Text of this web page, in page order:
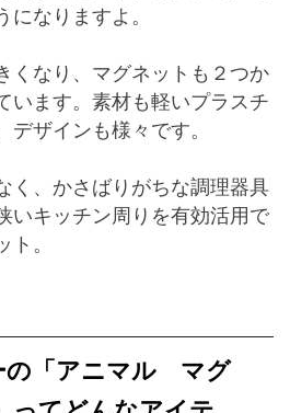
なりますよ。
くなり、マグネットも２つか
います。素材も軽いプラスチ
デザインも様々です。
く、かさばりがちな調理器具
いキッチン周りを有効活用で
。
の「アニマル マグ